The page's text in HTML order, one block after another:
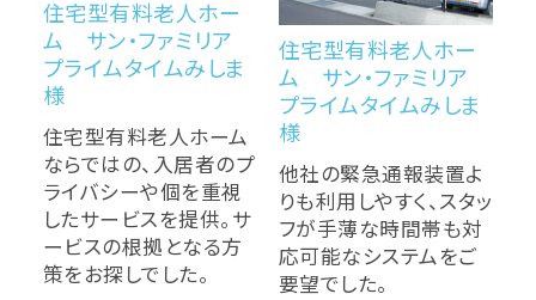
住宅型有料老人ホー
ム サン・ファミリア
プライムタイムみしま
様
住宅型有料老人ホーム
ならではの、入居者のプ
ライバシーや個を重視
したサービスを提供。サ
ービスの根拠となる方
策をお探しでした。
住宅型有料老人ホー
ム サン・ファミリア
プライムタイムみしま
様
他社の緊急通報装置よ
りも利用しやすく、スタッ
フが手薄な時間帯も対
応可能なシステムをご
要望でした。